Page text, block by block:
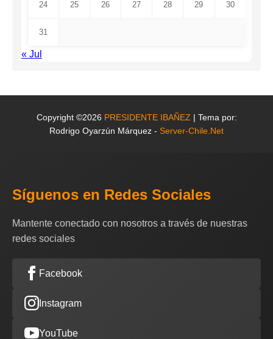
24 25 26 27 28 29 30
31
« Jul
Copyright ©2026 PRESIDENTE IBAÑEZ | Tema por:
Rodrigo Oyarzún Márquez - Server-Chile.Net
Síguenos en Redes Sociales
Mantente conectado con nosotros a través de nuestras
redes sociales
Facebook
Instagram
YouTube